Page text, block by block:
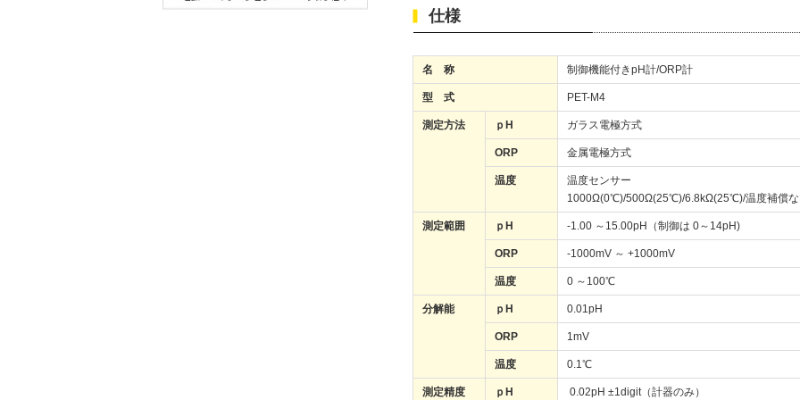
仕様
名 称 制御機能付きpH計/ORP計
型 式 PET-M4
測定方法 ｐH ガラス電極方式
ORP 金属電極方式
温度
温度センサー
1000Ω(0℃)/500Ω(25℃)/6.8kΩ(25℃)/温度補償な
測定範囲 ｐH -1.00 ～15.00pH（制御は 0～14pH)
ORP -1000mV ～ +1000mV
温度 0 ～100℃
分解能 ｐH 0.01pH
ORP 1mV
温度 0.1℃
測定精度 ｐH 0.02pH ±1digit（計器のみ）